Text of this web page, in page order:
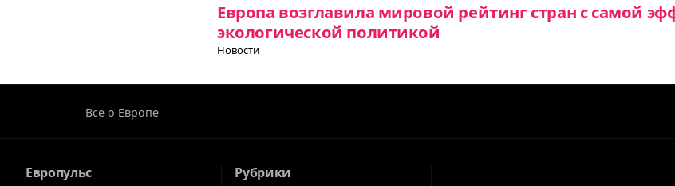
Европа возглавила мировой рейтинг стран с самой
экологической политикой
Новости
Все о Европе
Европульс Рубрики